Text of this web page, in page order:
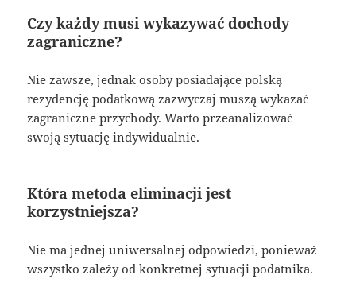
Czy każdy musi wykazywać dochody
zagraniczne?
Nie zawsze, jednak osoby posiadające polską
rezydencję podatkową zazwyczaj muszą wykazać
zagraniczne przychody. Warto przeanalizować
swoją sytuację indywidualnie.
Która metoda eliminacji jest
korzystniejsza?
Nie ma jednej uniwersalnej odpowiedzi, ponieważ
wszystko zależy od konkretnej sytuacji podatnika.